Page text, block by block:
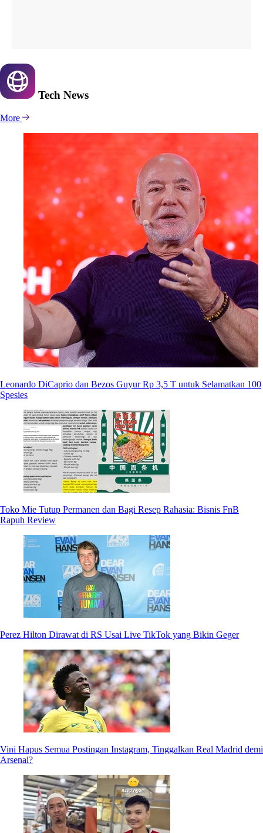
Tech News
More
Leonardo DiCaprio dan Bezos Guyur Rp 3,5 T untuk Selamatkan 100
Spesies
Toko Mie Tutup Permanen dan Bagi Resep Rahasia: Bisnis FnB
Rapuh Review
Perez Hilton Dirawat di RS Usai Live TikTok yang Bikin Geger
Vini Hapus Semua Postingan Instagram, Tinggalkan Real Madrid demi
Arsenal?